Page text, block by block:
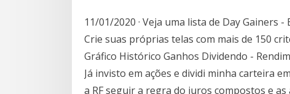
11/01/2020 · Veja uma lista de Day Gainers
Crie suas próprias telas com mais de 150
Gráfico Histórico Ganhos Dividendo -
Já invisto em ações e dividi minha carteira
a RF seguir a regra do juros compostos e